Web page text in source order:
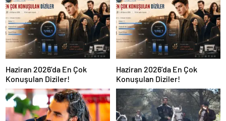
Haziran 2026’da En Çok
Konuşulan Diziler!
Haziran 2026’da En Çok
Konuşulan Diziler!